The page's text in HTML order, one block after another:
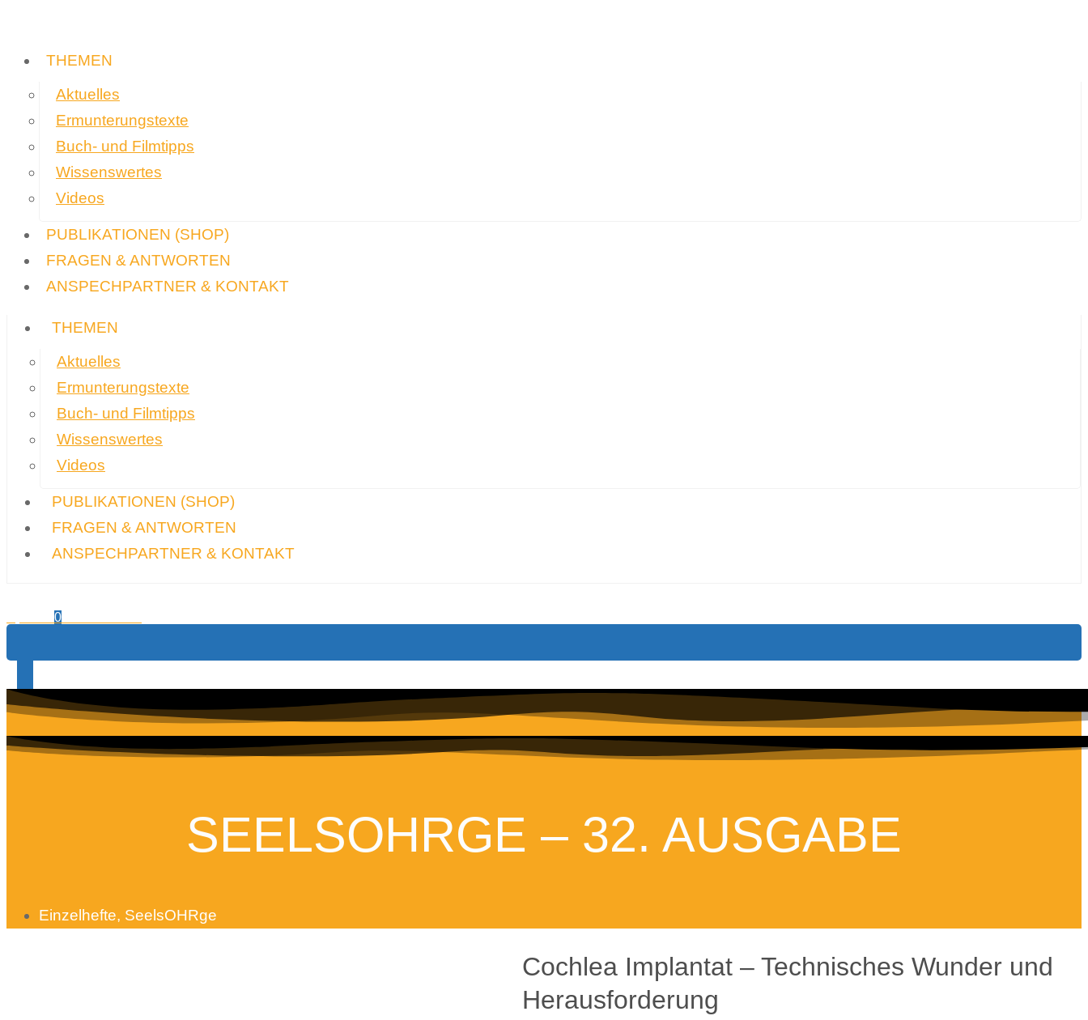
THEMEN
Aktuelles
Ermunterungstexte
Buch- und Filmtipps
Wissenswertes
Videos
PUBLIKATIONEN (SHOP)
FRAGEN & ANTWORTEN
ANSPECHPARTNER & KONTAKT
THEMEN
Aktuelles
Ermunterungstexte
Buch- und Filmtipps
Wissenswertes
Videos
PUBLIKATIONEN (SHOP)
FRAGEN & ANTWORTEN
ANSPECHPARTNER & KONTAKT
0
SEELSOHRGE – 32. AUSGABE
Einzelhefte, SeelsOHRge
Cochlea Implantat – Technisches Wunder und
Herausforderung